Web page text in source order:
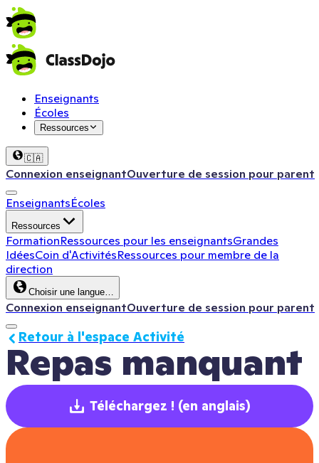
Enseignants
Écoles
Ressources
🇨🇦
Connexion enseignantOuverture de session pour parent
EnseignantsÉcoles
Ressources
FormationRessources pour les enseignantsGrandes
IdéesCoin d'ActivitésRessources pour membre de la
direction
Choisir une langue…
Connexion enseignantOuverture de session pour parent
Repas manquant
Retour à l'espace Activité
Téléchargez ! (en anglais)